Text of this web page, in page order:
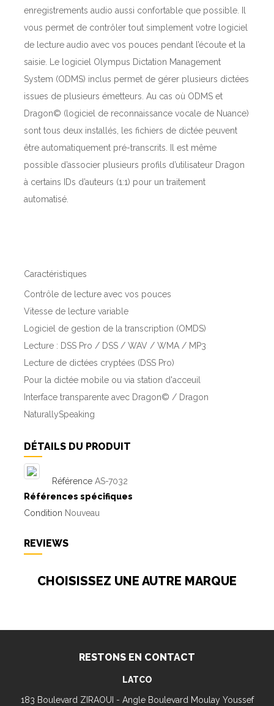
enregistrements audio aussi confortable que possible. Il
vous permet de contrôler tout simplement votre logiciel
de lecture audio avec vos pouces pendant l’écoute et la
saisie. Le logiciel Olympus Dictation Management
System (ODMS) inclus permet de gérer plusieurs dictées
issues de plusieurs émetteurs. Au cas où ODMS et
Dragon© (logiciel de reconnaissance vocale de Nuance)
sont tous deux installés, les fichiers de dictée peuvent
être automatiquement pré-transcrits. Il est même
possible d’associer plusieurs profils d’utilisateur Dragon
à certains IDs d’auteurs (1:1) pour un traitement
automatisé.
Caractéristiques
Contrôle de lecture avec vos pouces
Vitesse de lecture variable
Logiciel de gestion de la transcription (OMDS)
Lecture : DSS Pro / DSS / WAV / WMA / MP3
Lecture de dictées cryptées (DSS Pro)
Pour la dictée mobile ou via station d'acceuil
Interface transparente avec Dragon© / Dragon
NaturallySpeaking
DÉTAILS DU PRODUIT
Référence AS-7032
Références spécifiques
Condition Nouveau
REVIEWS
CHOISISSEZ UNE AUTRE MARQUE
RESTONS EN CONTACT
LATCO
183 Boulevard ZIRAOUI - Angle Boulevard Moulay Youssef